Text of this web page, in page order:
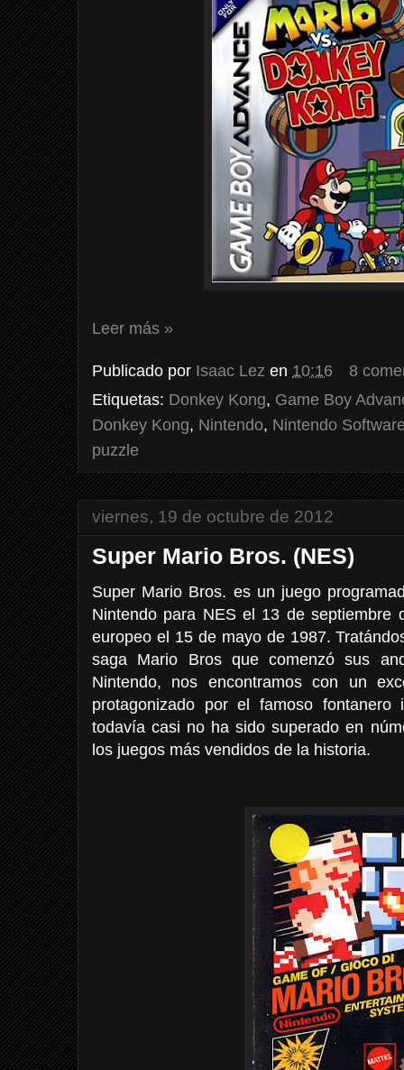
Leer más »
Publicado por Isaac Lez en 10:16
8
Etiquetas: Donkey Kong, Game Boy
Donkey Kong, Nintendo, Nintendo
puzzle
viernes, 19 de octubre de 2012
Super Mario Bros. (NES)
Super Mario Bros. es un juego
Nintendo para NES el 13 de septiembre
europeo el 15 de mayo de 1987.
saga Mario Bros que comenzó sus
Nintendo, nos encontramos con un
protagonizado por el famoso
todavía casi no ha sido superado en
los juegos más vendidos de la historia.